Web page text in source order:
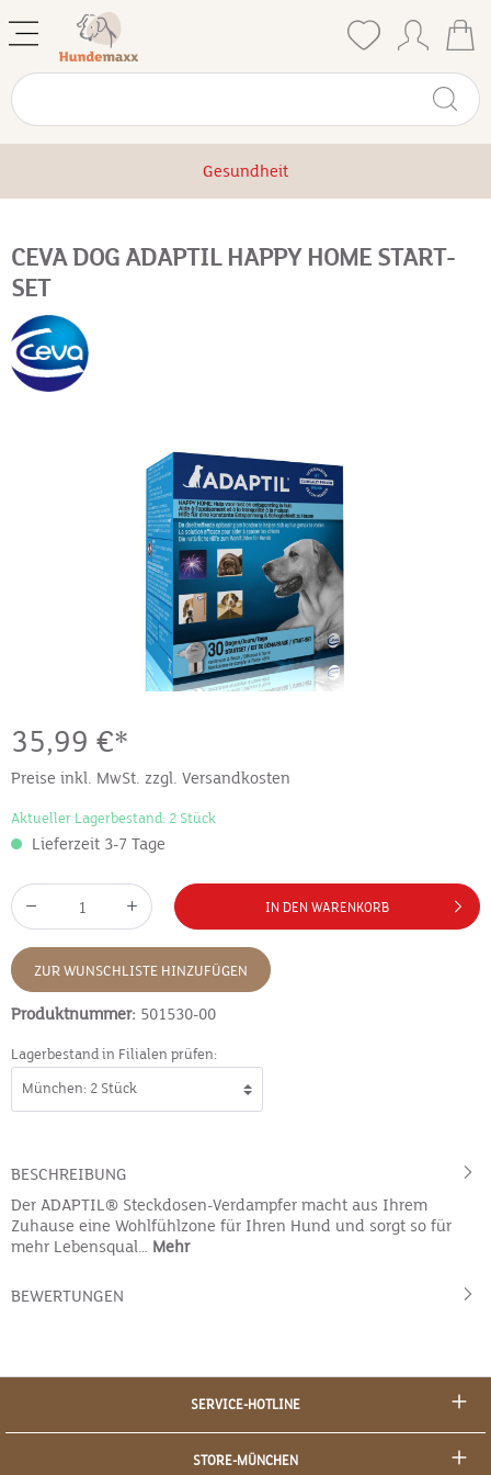
Gesundheit
CEVA DOG ADAPTIL HAPPY HOME START-
SET
35,99 €*
Preise inkl. MwSt. zzgl. Versandkosten
Aktueller Lagerbestand: 2 Stück
Lieferzeit 3-7 Tage
IN DEN WARENKORB
ZUR WUNSCHLISTE HINZUFÜGEN
Produktnummer: 501530-00
Lagerbestand in Filialen prüfen:
BESCHREIBUNG
Der ADAPTIL® Steckdosen-Verdampfer macht aus Ihrem
Zuhause eine Wohlfühlzone für Ihren Hund und sorgt so für
mehr Lebensqual… Mehr
BEWERTUNGEN
SERVICE-HOTLINE
STORE-MÜNCHEN